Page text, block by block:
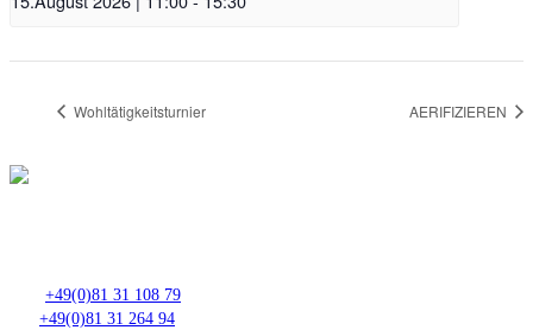
Wohltätigkeitsturnier AERIFIZIEREN
+49(0)81 31 108 79
+49(0)81 31 264 94